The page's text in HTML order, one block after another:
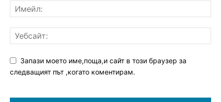
Запази моето име,поща,и сайт в този браузер за
следващият път ,когато коментирам.